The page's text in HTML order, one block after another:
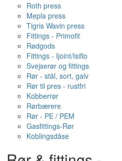
Roth press
Mepla press
Tigris Wavin press
Fittings - Primofit
Rødgods
Fittings - Ijoint/Isiflo
Svejserør og fittings
Rør - stål, sort, galv
Rør til pres - rustfri
Kobberrør
Rørbærere
Rør - PE / PEM
Gasfittings-Rør
Koblingsdåse